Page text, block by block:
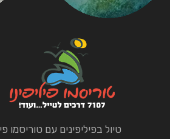
טיול בפיליפינים עם טוריסמו